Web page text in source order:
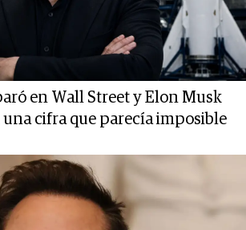
en Wall Street y Elon Musk
cifra que parecía imposible